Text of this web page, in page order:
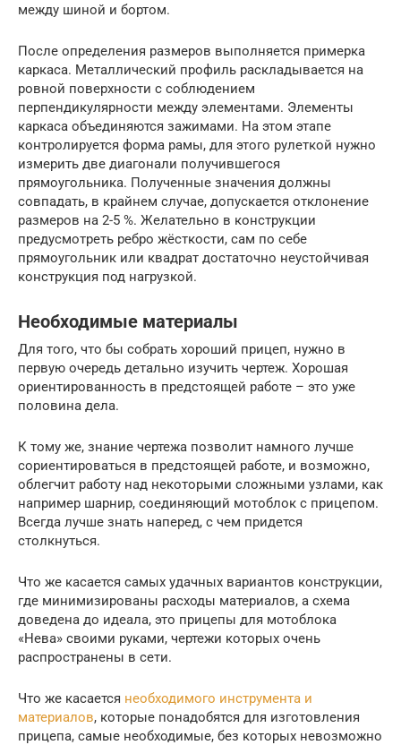
между шиной и бортом.
После определения размеров выполняется примерка
каркаса. Металлический профиль раскладывается на
ровной поверхности с соблюдением
перпендикулярности между элементами. Элементы
каркаса объединяются зажимами. На этом этапе
контролируется форма рамы, для этого рулеткой нужно
измерить две диагонали получившегося
прямоугольника. Полученные значения должны
совпадать, в крайнем случае, допускается отклонение
размеров на 2-5 %. Желательно в конструкции
предусмотреть ребро жёсткости, сам по себе
прямоугольник или квадрат достаточно неустойчивая
конструкция под нагрузкой.
Необходимые материалы
Для того, что бы собрать хороший прицеп, нужно в
первую очередь детально изучить чертеж. Хорошая
ориентированность в предстоящей работе – это уже
половина дела.
К тому же, знание чертежа позволит намного лучше
сориентироваться в предстоящей работе, и возможно,
облегчит работу над некоторыми сложными узлами, как
например шарнир, соединяющий мотоблок с прицепом.
Всегда лучше знать наперед, с чем придется
столкнуться.
Что же касается самых удачных вариантов конструкции,
где минимизированы расходы материалов, а схема
доведена до идеала, это прицепы для мотоблока
«Нева» своими руками, чертежи которых очень
распространены в сети.
Что же касается необходимого инструмента и
материалов, которые понадобятся для изготовления
прицепа, самые необходимые, без которых невозможно